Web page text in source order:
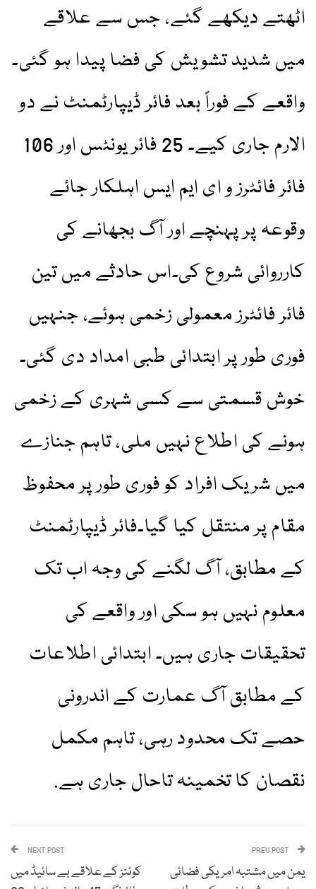
اٹھتے دیکھے گئے، جس سے علاقے
میں شدید تشویش کی فضا پیدا ہو گئی۔
واقعے کے فوراً بعد فائر ڈیپارٹمنٹ نے دو
الارم جاری کیے۔ 25 فائر یونٹس اور 106
فائر فائٹرز و ای ایم ایس اہلکار جائے
وقوعہ پر پہنچے اور آگ بجھانے کی
کارروائی شروع کی۔اس حادثے میں تین
فائر فائٹرز معمولی زخمی ہوئے، جنہیں
فوری طور پر ابتدائی طبی امداد دی گئی۔
خوش قسمتی سے کسی شہری کے زخمی
ہونے کی اطلاع نہیں ملی، تاہم جنازے
میں شریک افراد کو فوری طور پر محفوظ
مقام پر منتقل کیا گیا۔فائر ڈیپارٹمنٹ
کے مطابق، آگ لگنے کی وجہ اب تک
معلوم نہیں ہو سکی اور واقعے کی
تحقیقات جاری ہیں۔ ابتدائی اطلاعات
کے مطابق آگ عمارت کے اندرونی
حصے تک محدود رہی، تاہم مکمل
نقصان کا تخمینہ تاحال جاری ہے.
یمن میں مشتبہ امریکی فضائی
NEXT POST
کوئنز کے علاقے بے سائیڈ میں